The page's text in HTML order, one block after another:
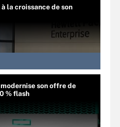
la croissance de son
son offre de
% flash